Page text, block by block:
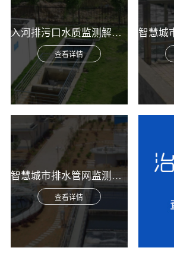
入河排污口水质监测解决方案
查看详情
智慧城市排水管网监测综合解决方案
查看详情